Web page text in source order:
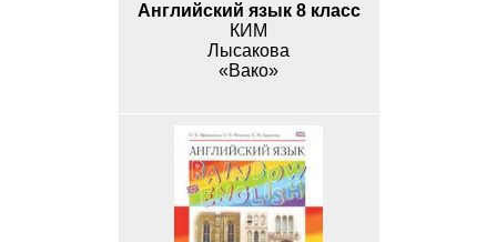
Английский язык 8 класс
КИМ
Лысакова
«Вако»